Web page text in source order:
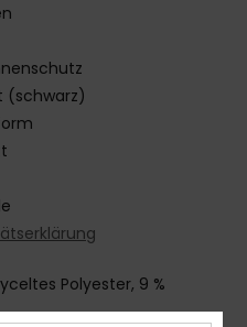
(schwarz)
Polyester, 9 %